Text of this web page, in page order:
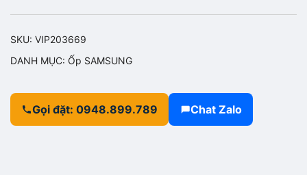
SKU: VIP203669
DANH MỤC: Ốp SAMSUNG
Gọi đặt: 0948.899.789 Chat Zalo